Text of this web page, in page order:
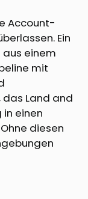
Account-
Ein
einem
mit
das Land and
in einen
diesen